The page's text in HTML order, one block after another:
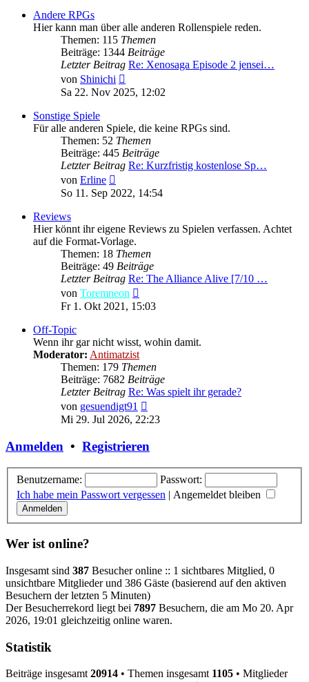
Andere RPGs
Hier kann man über alle anderen Rollenspiele reden.
Themen: 115 Themen
Beiträge: 1344 Beiträge
Letzter Beitrag Re: Xenosaga Episode 2 jensei…
von Shinichi
Beitrag
Sa 22. Nov 2025, 12:02
Sonstige Spiele
Für alle anderen Spiele, die keine RPGs sind.
Themen: 52 Themen
Beiträge: 445 Beiträge
Letzter Beitrag Re: Kurzfristig kostenlose Sp…
von Erline
Beitrag
So 11. Sep 2022, 14:54
Reviews
Hier könnt ihr eigene Reviews zu Spielen verfassen. Achtet
auf die Format-Vorlage.
Themen: 18 Themen
Beiträge: 49 Beiträge
Letzter Beitrag Re: The Alliance Alive [7/10 …
von Toremneon
Beitrag
Fr 1. Okt 2021, 15:03
Off-Topic
Wenn ihr gar nicht wisst, wohin damit.
Moderator: Antimatzist
Themen: 179 Themen
Beiträge: 7682 Beiträge
Letzter Beitrag Re: Was spielt ihr gerade?
von gesuendigt91
Beitrag
Mi 29. Jul 2026, 22:23
Anmelden • Registrieren
Benutzername:
Passwort:
Ich habe mein Passwort vergessen | Angemeldet bleiben
Wer ist online?
Insgesamt sind 387 Besucher online :: 1 sichtbares Mitglied, 0
unsichtbare Mitglieder und 386 Gäste (basierend auf den aktiven
Besuchern der letzten 5 Minuten)
Der Besucherrekord liegt bei 7897 Besuchern, die am Mo 20. Apr
2026, 19:01 gleichzeitig online waren.
Statistik
Beiträge insgesamt 20914 • Themen insgesamt 1105 • Mitglieder